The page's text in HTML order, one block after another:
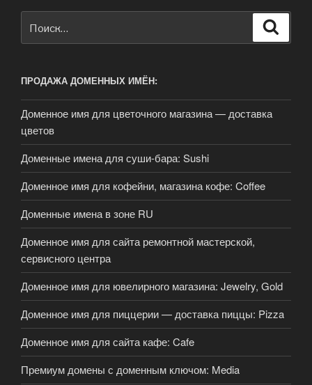
ПРОДАЖА ДОМЕННЫХ ИМЁН:
Доменное имя для цветочного магазина — доставка
цветов
Доменные имена для суши-бара: Sushi
Доменное имя для кофейни, магазина кофе: Coffee
Доменные имена в зоне RU
Доменное имя для сайта ремонтной мастерской,
сервисного центра
Доменное имя для ювелирного магазина: Jewelry, Gold
Доменное имя для пиццерии — доставка пиццы: Pizza
Доменное имя для сайта кафе: Cafe
Премиум домены с доменным ключом: Media